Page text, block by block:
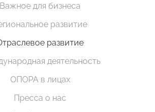
Важное для бизнеса
развитие
развитие
деятельность
ОПОРА в лицах
Пресса о нас